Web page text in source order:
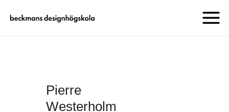
Pierre
Westerholm